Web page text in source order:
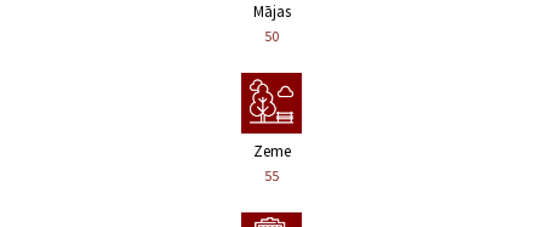
Mājas
50
Zeme
55